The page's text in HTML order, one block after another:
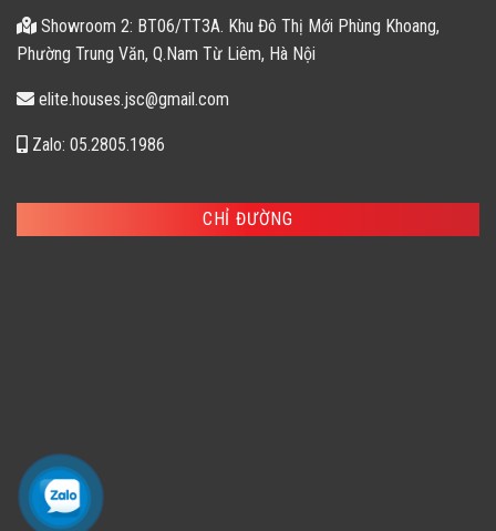
Showroom 2: BT06/TT3A. Khu Đô Thị Mới Phùng Khoang,
Phường Trung Văn, Q.Nam Từ Liêm, Hà Nội
elite.houses.jsc@gmail.com
Zalo: 05.2805.1986
CHỈ ĐƯỜNG